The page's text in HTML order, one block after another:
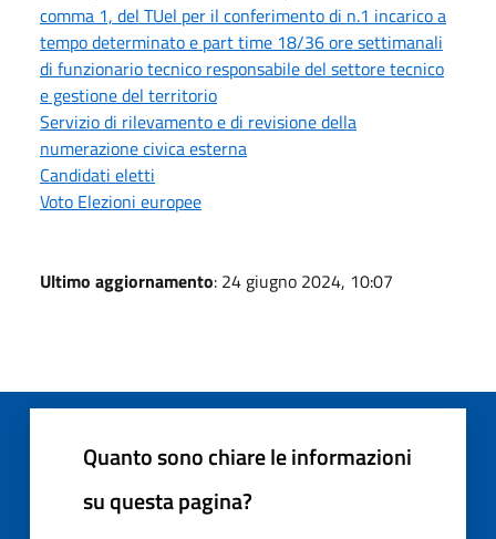
comma 1, del TUel per il conferimento di n.1 incarico a
tempo determinato e part time 18/36 ore settimanali
di funzionario tecnico responsabile del settore tecnico
e gestione del territorio
Servizio di rilevamento e di revisione della
numerazione civica esterna
Candidati eletti
Voto Elezioni europee
Ultimo aggiornamento: 24 giugno 2024, 10:07
Quanto sono chiare le informazioni
su questa pagina?